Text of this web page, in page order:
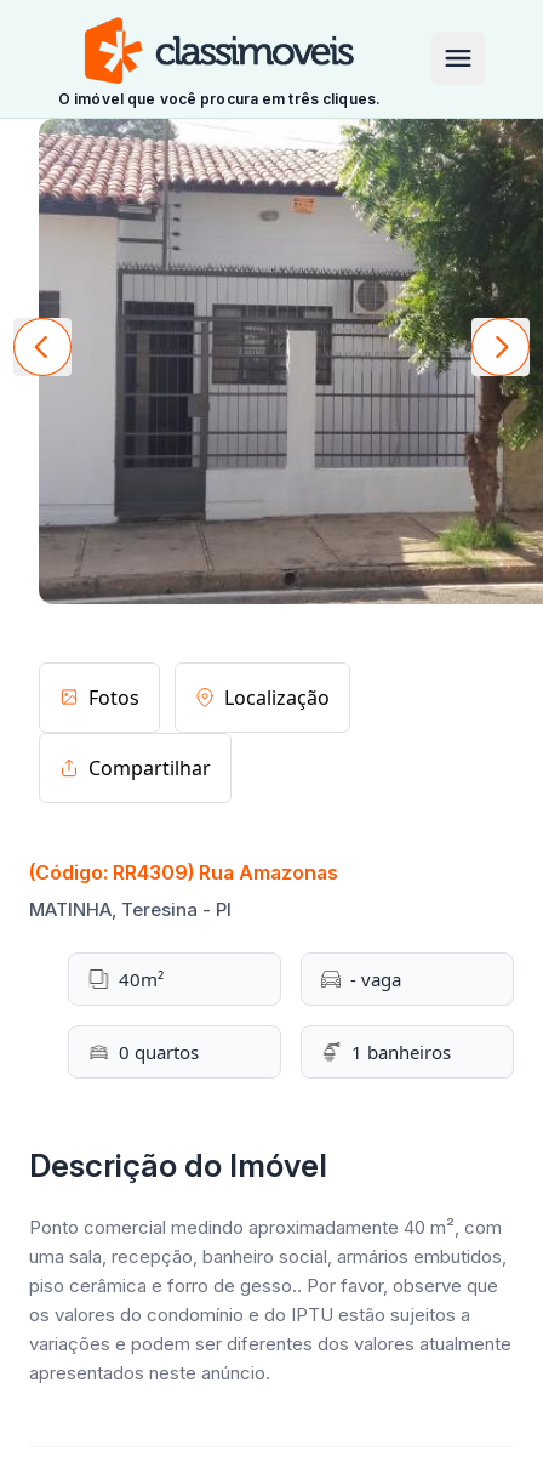
O imóvel que você procura em três cliques.
Fotos Localização
Compartilhar
(Código: RR4309) Rua Amazonas
MATINHA, Teresina - PI
40m² - vaga
0 quartos 1 banheiros
Descrição do Imóvel
Ponto comercial medindo aproximadamente 40 m², com
uma sala, recepção, banheiro social, armários embutidos,
piso cerâmica e forro de gesso.. Por favor, observe que
os valores do condomínio e do IPTU estão sujeitos a
variações e podem ser diferentes dos valores atualmente
apresentados neste anúncio.